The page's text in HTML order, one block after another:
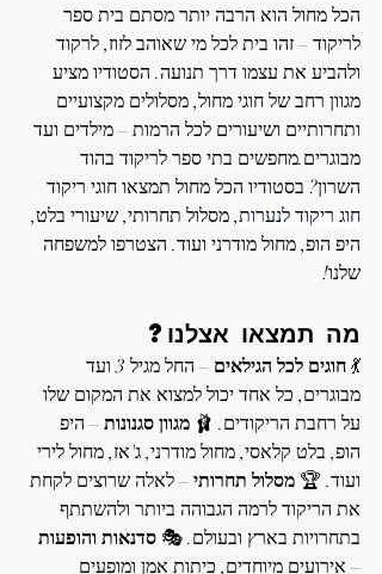
הכל מחול הוא הרבה יותר מסתם בית ספר
לריקוד – זהו בית לכל מי שאוהב לזוז, לרקוד
ולהביע את עצמו דרך תנועה. הסטודיו מציע
מגוון רחב של חוגי מחול, מסלולים מקצועיים
ותחרותיים ושיעורים לכל הרמות – מילדים ועד
מבוגרים.מחפשים בתי ספר לריקוד בהוד
השרון? בסטודיו הכל מחול תמצאו חוגי ריקוד
חוג ריקוד לנערות, מסלול תחרותי, שיעורי בלט,
היפ הופ, מחול מודרני ועוד. הצטרפו למשפחה
שלנו!
מה תמצאו אצלנו?
💃 חוגים לכל הגילאים
– החל מגיל 3 ועד
מבוגרים, כל אחד יכול למצוא את המקום שלו
על רחבת הריקודים. 🩰 מגוון סגנונות – היפ
הופ, בלט קלאסי, מחול מודרני, ג'אז, מחול לירי
ועוד. 🏆 מסלול תחרותי – לאלה שרוצים לקחת
את הריקוד לרמה הגבוהה ביותר ולהשתתף
בתחרויות בארץ ובעולם. 🎭 סדנאות והופעות
– אירועים מיוחדים, כיתות אמן ומופעים